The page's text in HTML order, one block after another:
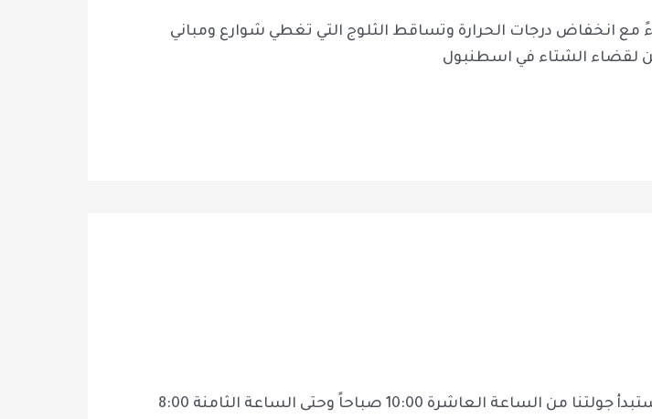
من الساعة العاشرة 10:00 صباحاً وحتى الساعة الثامنة 8:00 مساءً مع انخفاض درجات الحرارة وتساقط الثلوج التي تغطي شوارع ومباني
لقضاء الشتاء في اسطنبول
تعتبر اسطنبول أكبر مدن السياحة في تركيا وثاني أكبر مدينة في العالم حيث ستبدأ جولتنا من الساعة العاشرة 10:00 صباحاً وحتى الساعة الثامنة 8:00